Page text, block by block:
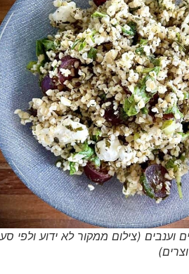
וענבים (צילום ממקור לא ידוע ולפי סעיף